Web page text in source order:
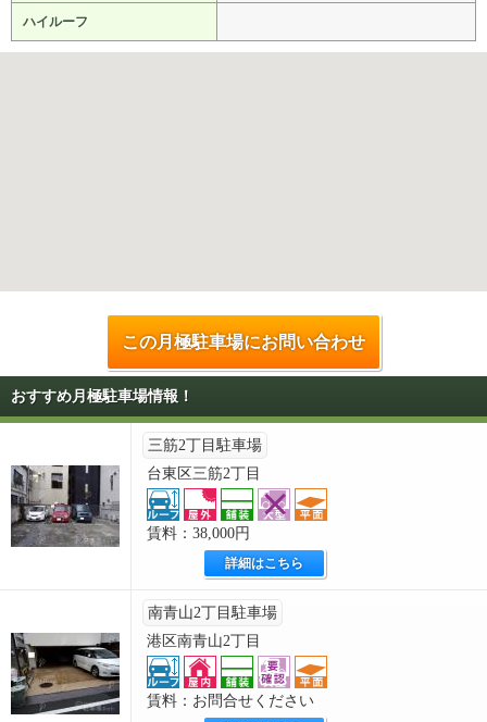
ハイルーフ
この月極駐車場にお問い合わせ
おすすめ月極駐車場情報！
三筋2丁目駐車場
台東区三筋2丁目
賃料：38,000円
詳細はこちら
南青山2丁目駐車場
港区南青山2丁目
賃料：お問合せください